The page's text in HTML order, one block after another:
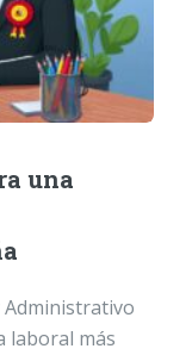
una
laboral más